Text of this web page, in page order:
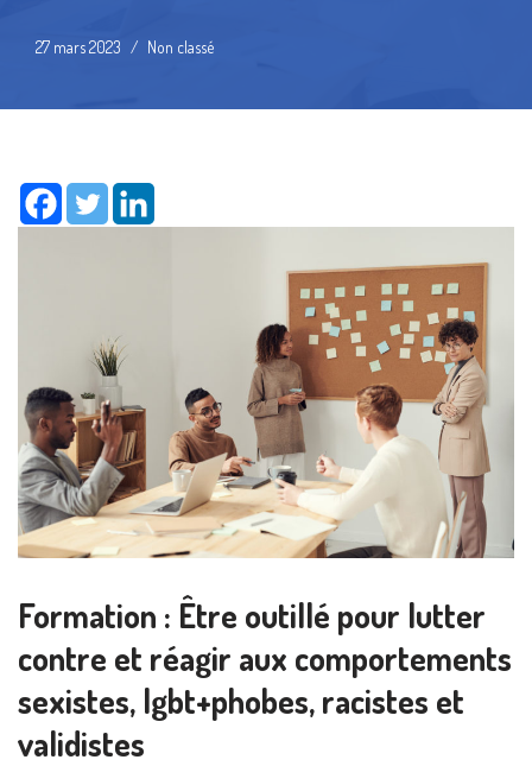
27 mars 2023 Non classé
Formation : Être outillé pour lutter
contre et réagir aux comportements
sexistes, lgbt+phobes, racistes et
validistes